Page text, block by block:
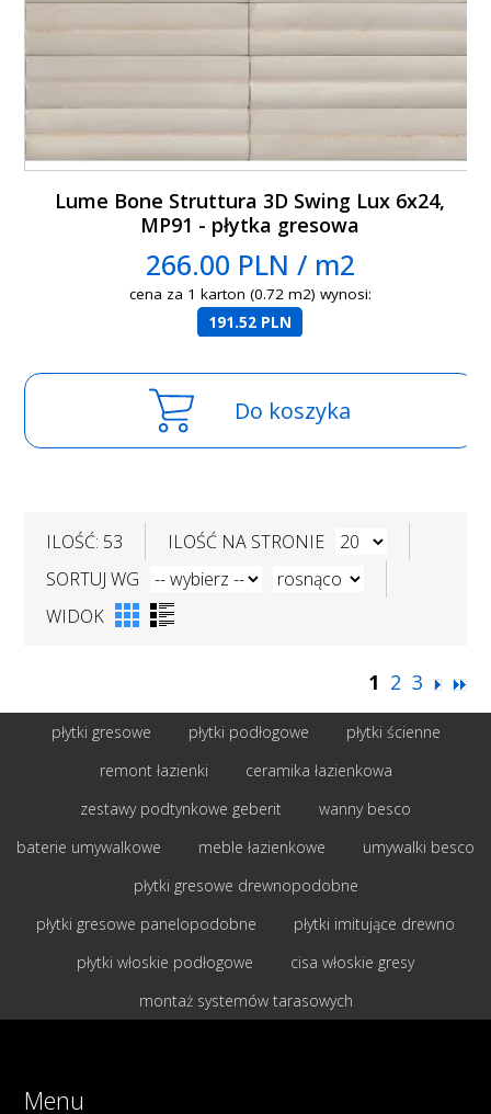
Lume Bone Struttura 3D Swing Lux 6x24,
MP91 - płytka gresowa
266.00 PLN / m2
cena za 1 karton (0.72 m2) wynosi:
191.52 PLN
Do koszyka
ILOŚĆ: 53
ILOŚĆ NA STRONIE
SORTUJ WG
WIDOK
1 2 3
płytki gresowe płytki podłogowe
płytki ścienne
remont łazienki
ceramika łazienkowa
zestawy podtynkowe geberit
wanny besco
baterie umywalkowe
meble łazienkowe
umywalki besco
płytki gresowe drewnopodobne
płytki gresowe panelopodobne
płytki imitujące drewno
płytki włoskie podłogowe
cisa włoskie gresy
montaż systemów tarasowych
Menu